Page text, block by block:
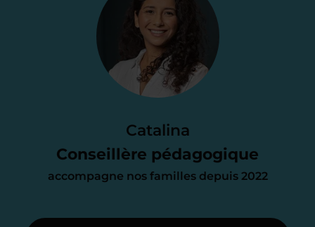
Catalina
Conseillère pédagogique
accompagne nos familles depuis 2022
Je vous envoie une
proposition
d’accompagnement
parfait. À partir de maintenant nous
nous occupons de tout.